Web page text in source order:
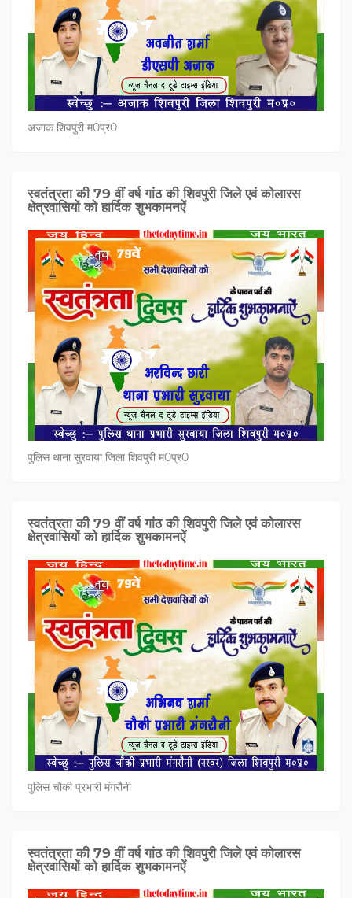
अजाक शिवपुरी म0प्र0
स्वतंत्रता की 79 वीं वर्ष गांठ की शिवपुरी जिले एवं कोलारस
क्षेत्रवासियों को हार्दिक शुभकामनऐं
पुलिस थाना सुरवाया जिला शिवपुरी म0प्र0
स्वतंत्रता की 79 वीं वर्ष गांठ की शिवपुरी जिले एवं कोलारस
क्षेत्रवासियों को हार्दिक शुभकामनऐं
पुलिस चौकी प्रभारी मंगरौनी
स्वतंत्रता की 79 वीं वर्ष गांठ की शिवपुरी जिले एवं कोलारस
क्षेत्रवासियों को हार्दिक शुभकामनऐं